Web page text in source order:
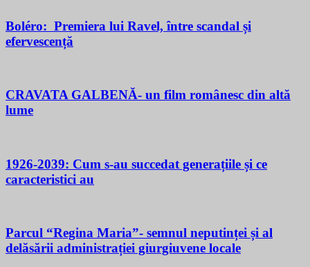
Boléro: Premiera lui Ravel, între scandal și
efervescență
CRAVATA GALBENĂ- un film românesc din altă
lume
1926-2039: Cum s-au succedat generațiile și ce
caracteristici au
Parcul “Regina Maria”- semnul neputinței și al
delăsării administrației giurgiuvene locale